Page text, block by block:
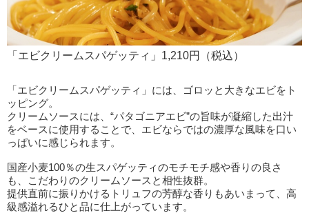
「エビクリームスパゲッティ」1,210円（税込）
「エビクリームスパゲッティ」には、ゴロッと大きなエビをト
ッピング。
クリームソースには、“パタゴニアエビ”の旨味が凝縮した出汁
をベースに使用することで、エビならではの濃厚な風味を口い
っぱいに感じられます。
国産小麦100％の生スパゲッティのモチモチ感や香りの良さ
も、こだわりのクリームソースと相性抜群。
提供直前に振りかけるトリュフの芳醇な香りもあいまって、高
級感溢れるひと品に仕上がっています。